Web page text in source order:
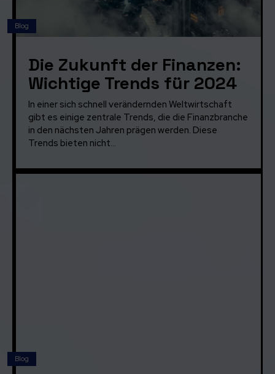
Blog
Die Zukunft der Finanzen:
Wichtige Trends für 2024
In einer sich schnell verändernden Weltwirtschaft
gibt es einige zentrale Trends, die die Finanzbranche
in den nächsten Jahren prägen werden. Diese
Trends bieten nicht...
Blog